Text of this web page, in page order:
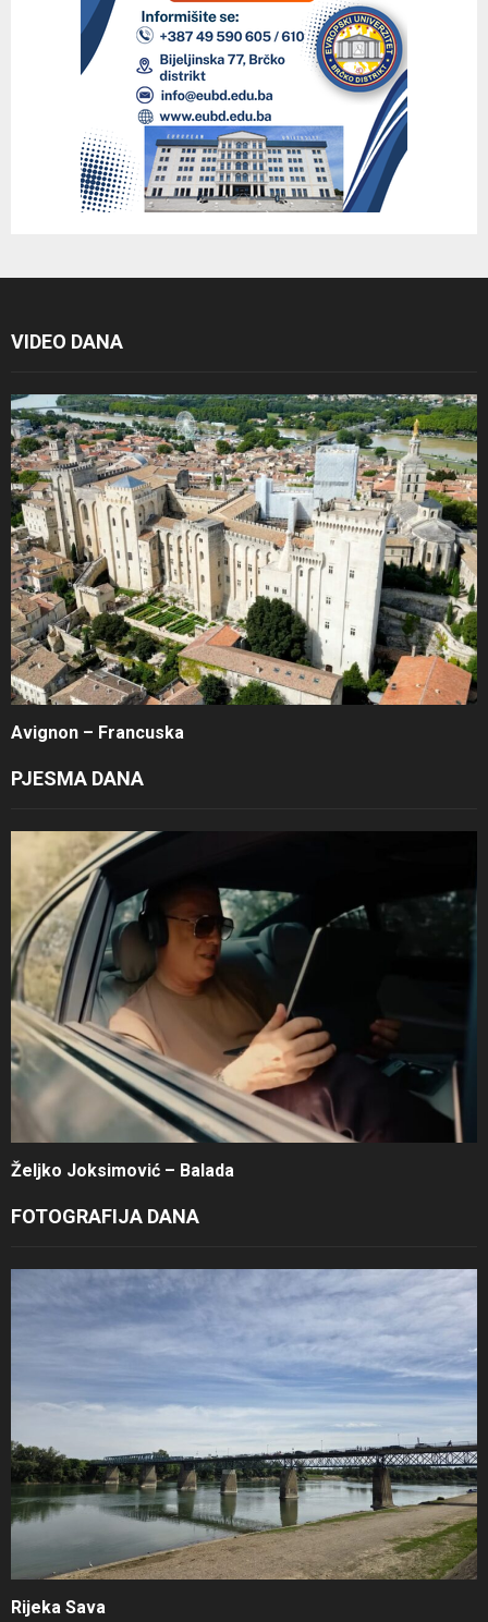
VIDEO DANA
Avignon – Francuska
PJESMA DANA
Željko Joksimović – Balada
FOTOGRAFIJA DANA
Rijeka Sava